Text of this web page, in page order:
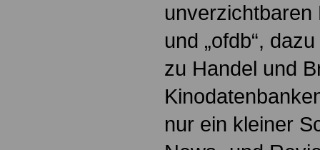
unverzichtbaren
und „ofdb“,
zu Handel und
nur ein kleiner